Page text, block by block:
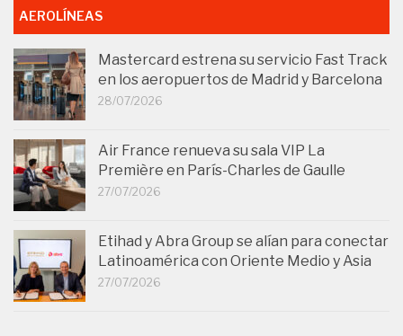
AEROLÍNEAS
Mastercard estrena su servicio Fast Track
en los aeropuertos de Madrid y Barcelona
28/07/2026
Air France renueva su sala VIP La
Première en París-Charles de Gaulle
27/07/2026
Etihad y Abra Group se alían para conectar
Latinoamérica con Oriente Medio y Asia
27/07/2026